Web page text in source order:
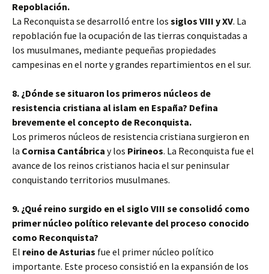
Repoblación.
La Reconquista se desarrolló entre los siglos VIII y XV. La
repoblación fue la ocupación de las tierras conquistadas a
los musulmanes, mediante pequeñas propiedades
campesinas en el norte y grandes repartimientos en el sur.
8. ¿Dónde se situaron los primeros núcleos de
resistencia cristiana al islam en España? Defina
brevemente el concepto de Reconquista.
Los primeros núcleos de resistencia cristiana surgieron en
la Cornisa Cantábrica y los Pirineos. La Reconquista fue el
avance de los reinos cristianos hacia el sur peninsular
conquistando territorios musulmanes.
9. ¿Qué reino surgido en el siglo VIII se consolidó como
primer núcleo político relevante del proceso conocido
como Reconquista?
El reino de Asturias fue el primer núcleo político
importante. Este proceso consistió en la expansión de los